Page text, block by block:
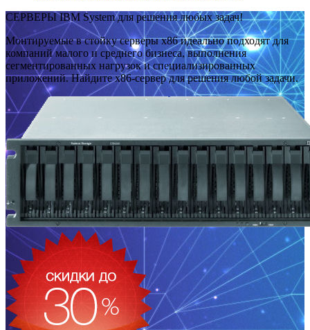
СЕРВЕРЫ IBM System для решения любых задач!
Монтируемые в стойку серверы x86 идеально подходят для
компаний малого и среднего бизнеса, выполнения
сегментированных нагрузок и специализированных
приложений. Найдите x86-сервер для решения любой задачи.